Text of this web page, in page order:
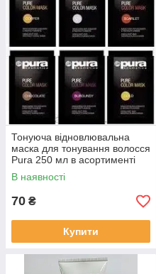
Тонуюча відновлювальна
маска для тонування волосся
Рura 250 мл в асортименті
В наявності
70 ₴
Купити